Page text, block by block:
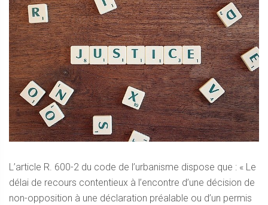
L’article R. 600-2 du code de l’urbanisme dispose que : « Le
délai de recours contentieux à l’encontre d’une décision de
non-opposition à une déclaration préalable ou d’un permis